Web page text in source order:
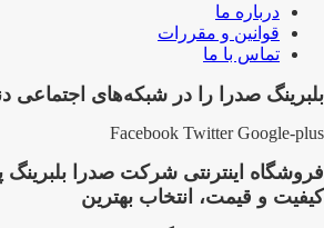
درباره ما
قوانین و مقررات
تماس با ما
بلبرینگ صدرا را در شبکه‌های اجتماعی
Facebook Twitter Google-plus
فروشگاه اینترنتی شرکت صدرا بلبرینگ
کیفیت و قیمت، انتخاب بهترین